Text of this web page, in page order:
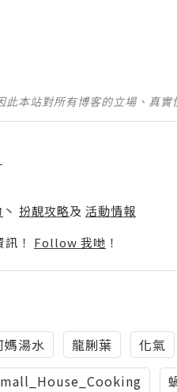
本站對所有博客的立場、真
丶 扮靚攻略及 活動情報
！ Follow 我哋 ！
媽湯水 龍脷葉 化氣